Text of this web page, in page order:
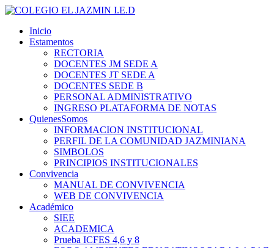
Inicio
Estamentos
RECTORIA
DOCENTES JM SEDE A
DOCENTES JT SEDE A
DOCENTES SEDE B
PERSONAL ADMINISTRATIVO
INGRESO PLATAFORMA DE NOTAS
QuienesSomos
INFORMACION INSTITUCIONAL
PERFIL DE LA COMUNIDAD JAZMINIANA
SIMBOLOS
PRINCIPIOS INSTITUCIONALES
Convivencia
MANUAL DE CONVIVENCIA
WEB DE CONVIVENCIA
Académico
SIEE
ACADEMICA
Prueba ICFES 4,6 y 8